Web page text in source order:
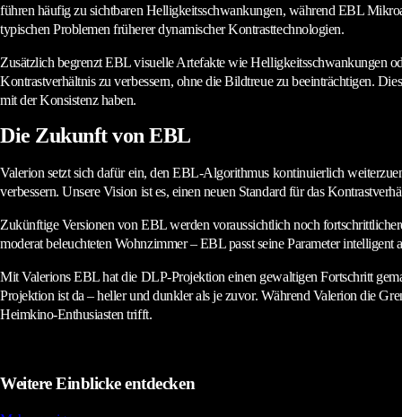
führen häufig zu sichtbaren Helligkeitsschwankungen, während EBL
typischen Problemen früherer dynamischer Kontrasttechnologien.
Zusätzlich begrenzt EBL visuelle Artefakte wie Helligkeitsschwankungen
Kontrastverhältnis zu verbessern, ohne die Bildtreue zu beeinträchtigen.
mit der Konsistenz haben.
Die Zukunft von EBL
Valerion setzt sich dafür ein, den EBL-Algorithmus kontinuierlich
verbessern. Unsere Vision ist es, einen neuen Standard für das
Zukünftige Versionen von EBL werden voraussichtlich noch
moderat beleuchteten Wohnzimmer – EBL passt seine Parameter
Mit Valerions EBL hat die DLP-Projektion einen gewaltigen Fortschritt
Projektion ist da – heller und dunkler als je zuvor. Während Valerion die
Heimkino-Enthusiasten trifft.
Weitere Einblicke entdecken